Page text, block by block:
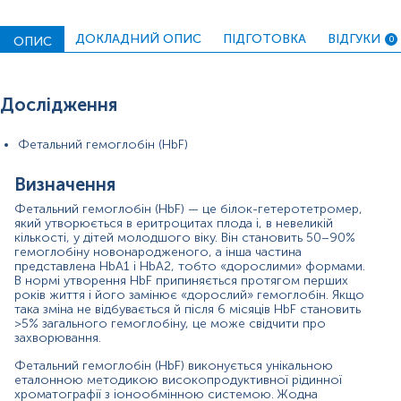
Зміст:
Маркер
Показання до призначення
Загальна характеристика
Інтерпретація
Діапазон вимірювань
Додаткова інформація
Синоніми
гемоглобін плода, гемоглобінF, α2γ2 гемоглобін
Маркер
Маркер гемоглобінопатій
ОПИС ДОКЛАДНИЙ ОПИС ПІДГОТОВКА ВІДГУКИ 0
Дослідження
Фетальний гемоглобін (HbF)
Визначення
Фетальний гемоглобін (НbF) — це білок-гетеротетромер,
який утворюється в еритроцитах плода і, в невеликій
кількості, у дітей молодшого віку. Він становить 50–90%
гемоглобіну новонародженого, а інша частина
представлена НbА1 і НbА2, тобто «дорослими» формами.
В нормі утворення НbF припиняється протягом перших
років життя і його замінює «дорослий» гемоглобін. Якщо
така зміна не відбувається й після 6 місяців НbF становить
>5% загального гемоглобіну, це може свідчити про
захворювання.
Фетальний гемоглобін (HbF) виконується унікальною
еталонною методикою високопродуктивної рідинної
хроматографії з іонообмінною системою. Жодна